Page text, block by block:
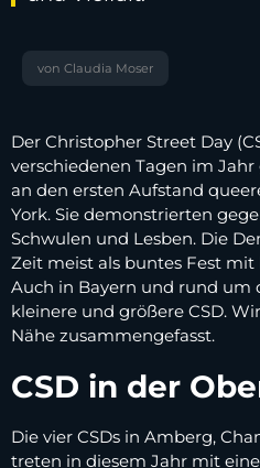
von Claudia Moser
Der Christopher Street Day
verschiedenen Tagen im
an den ersten Aufstand
York. Sie demonstrierten
Schwulen und Lesben. Die
Zeit meist als buntes Fest
Auch in Bayern und rund um
kleinere und größere CSD.
Nähe zusammengefasst.
CSD in der
Die vier CSDs in Amberg,
treten in diesem Jahr mit